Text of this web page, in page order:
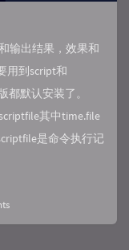
输出结果，效果和
用到script和
默认安装了。
其中time.file
是命令执行记